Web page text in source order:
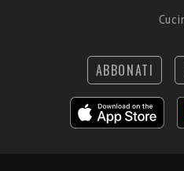
ABBONATI